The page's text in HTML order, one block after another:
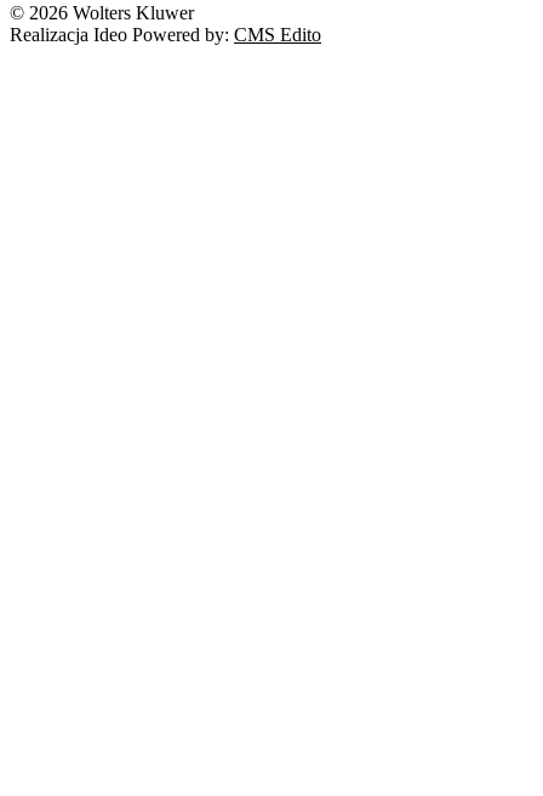
© 2026 Wolters Kluwer
Realizacja Ideo Powered by: CMS Edito